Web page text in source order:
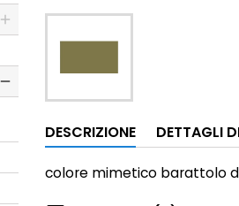
DESCRIZIONE DETTAGLI
colore mimetico barattolo